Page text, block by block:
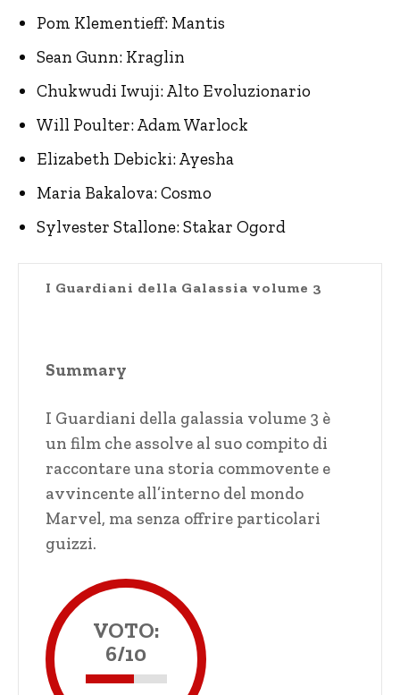
Pom Klementieff: Mantis
Sean Gunn: Kraglin
Chukwudi Iwuji: Alto Evoluzionario
Will Poulter: Adam Warlock
Elizabeth Debicki: Ayesha
Maria Bakalova: Cosmo
Sylvester Stallone: Stakar Ogord
I Guardiani della Galassia volume 3
Summary
I Guardiani della galassia volume 3 è
un film che assolve al suo compito di
raccontare una storia commovente e
avvincente all’interno del mondo
Marvel, ma senza offrire particolari
guizzi.
VOTO:
6/10